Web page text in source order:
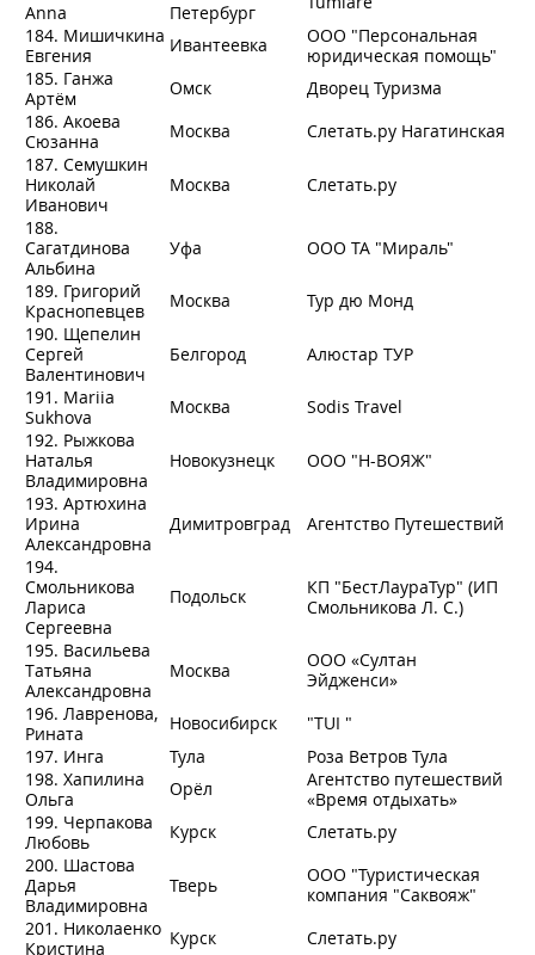
Anna
Петербург
184. Мишичкина
Евгения
Ивантеевка
ООО "Персональная
юридическая помощь"
185. Ганжа
Артём
Омск
Дворец Туризма
186. Акоева
Сюзанна
Москва
Слетать.ру Нагатинская
187. Семушкин
Николай
Иванович
Москва
Слетать.ру
188.
Сагатдинова
Альбина
Уфа
ООО ТА "Мираль"
189. Григорий
Краснопевцев
Москва
Тур дю Монд
190. Щепелин
Сергей
Валентинович
Белгород
Алюстар ТУР
191. Mariia
Sukhova
Москва
Sodis Travel
192. Рыжкова
Наталья
Владимировна
Новокузнецк
ООО "Н-ВОЯЖ"
193. Артюхина
Ирина
Александровна
Димитровград
Агентство Путешествий
194.
Смольникова
Лариса
Сергеевна
Подольск
КП "БестЛаураТур" (ИП
Смольникова Л. С.)
195. Васильева
Татьяна
Александровна
Москва
ООО «Султан
Эйдженси»
196. Лавренова,
Рината
Новосибирск
"TUI "
197. Инга
Тула
Роза Ветров Тула
198. Хапилина
Ольга
Орёл
Агентство путешествий
«Время отдыхать»
199. Черпакова
Любовь
Курск
Слетать.ру
200. Шастова
Дарья
Владимировна
Тверь
ООО "Туристическая
компания "Саквояж"
201. Николаенко
Кристина
Курск
Слетать.ру